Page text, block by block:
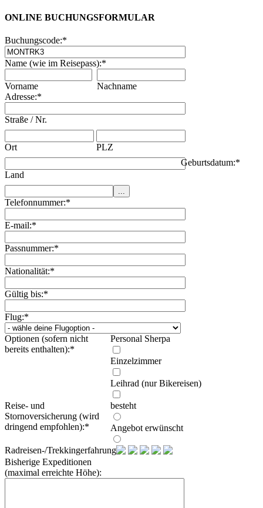
ONLINE BUCHUNGSFORMULAR
Buchungscode:*
Name (wie im Reisepass):*
Vorname
Nachname
Adresse:*
Straße / Nr.
Ort PLZ
Land
Geburtsdatum:*
Telefonnummer:*
E-mail:*
Passnummer:*
Nationalität:*
Gültig bis:*
Flug:*
Optionen (sofern nicht
bereits enthalten):*
Personal Sherpa
Einzelzimmer
Leihrad (nur Bikereisen)
Reise- und
Stornoversicherung (wird
dringend empfohlen):*
besteht
Angebot erwünscht
Radreisen-/Trekkingerfahrung:
Bisherige Expeditionen
(maximal erreichte Höhe):